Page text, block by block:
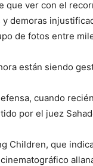
que ver con el
demoras
de fotos entre
están siendo
cuando
por el juez
Children, que